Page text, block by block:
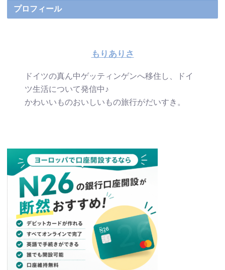
プロフィール
もりありさ
ドイツの真ん中ゲッティンゲンへ移住し、ドイ
ツ生活について発信中♪
かわいいものおいしいもの旅行がだいすき。